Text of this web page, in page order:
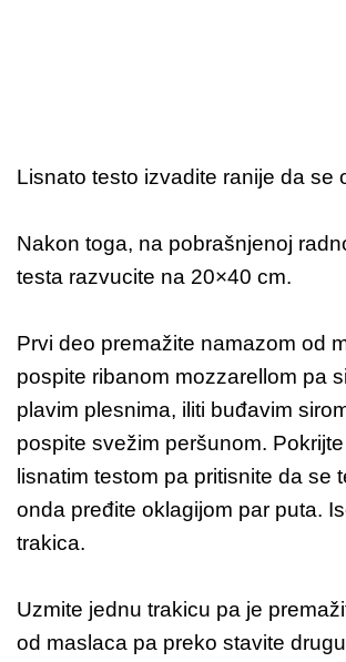
Lisnato testo izvadite ranije da se
Nakon toga, na pobrašnjenoj
testa razvucite na 20×40 cm.
Prvi deo premažite namazom od
pospite ribanom mozzarellom pa
plavim plesnima, iliti buđavim
pospite svežim peršunom.
lisnatim testom pa pritisnite da se
onda pređite oklagijom par puta.
trakica.
Uzmite jednu trakicu pa je
od maslaca pa preko stavite